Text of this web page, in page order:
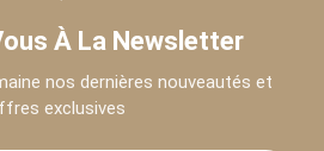
À La Newsletter
nos dernières nouveautés et
exclusives